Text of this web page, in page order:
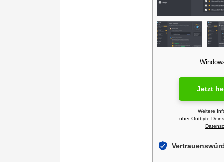
Jetzt
Weitere
über Outbyte